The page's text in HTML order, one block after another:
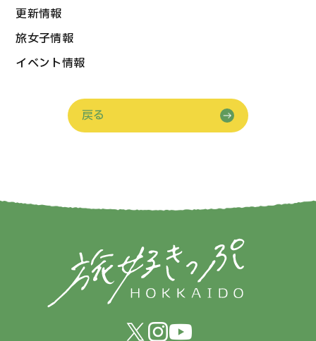
更新情報
旅女子情報
イベント情報
戻る